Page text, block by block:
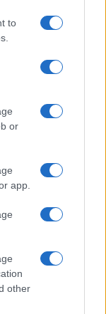
to
or
app.
other